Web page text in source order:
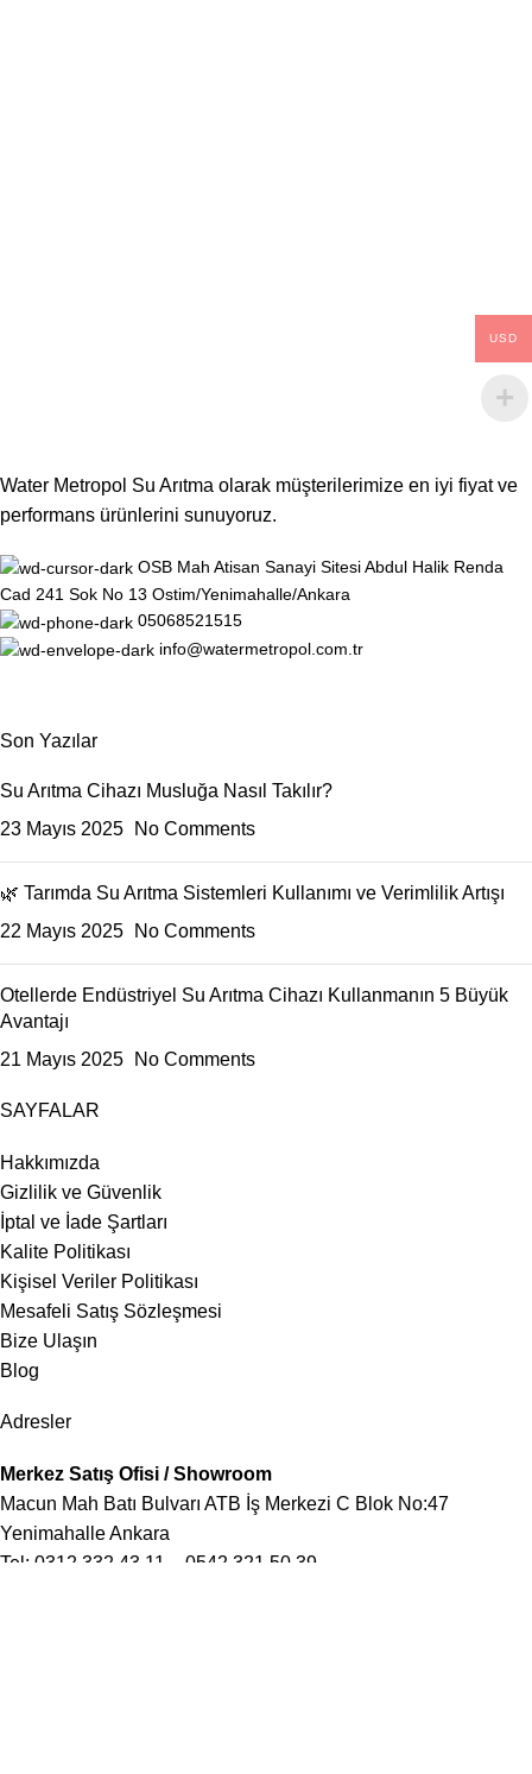
Water Metropol Su Arıtma olarak müşterilerimize en iyi fiyat ve
performans ürünlerini sunuyoruz.
OSB Mah Atisan Sanayi Sitesi Abdul Halik Renda
Cad 241 Sok No 13 Ostim/Yenimahalle/Ankara
05068521515
info@watermetropol.com.tr
Son Yazılar
Su Arıtma Cihazı Musluğa Nasıl Takılır?
23 Mayıs 2025
No Comments
🌿 Tarımda Su Arıtma Sistemleri Kullanımı ve Verimlilik Artışı
22 Mayıs 2025
No Comments
Otellerde Endüstriyel Su Arıtma Cihazı Kullanmanın 5 Büyük
Avantajı
21 Mayıs 2025
No Comments
SAYFALAR
Hakkımızda
Gizlilik ve Güvenlik
İptal ve İade Şartları
Kalite Politikası
Kişisel Veriler Politikası
Mesafeli Satış Sözleşmesi
Bize Ulaşın
Blog
Adresler
Merkez Satış Ofisi / Showroom
Macun Mah Batı Bulvarı ATB İş Merkezi C Blok No:47
Yenimahalle Ankara
Tel: 0312 332 43 11
0542 321 50 39
USD